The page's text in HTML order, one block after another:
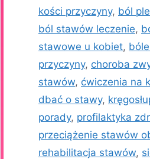
kości przyczyny, ból
ból stawów leczenie,
stawowe u kobiet,
przyczyny, choroba
stawów, ćwiczenia na
dbać o stawy,
porady, profilaktyka
przeciążenie stawów
rehabilitacja stawów,